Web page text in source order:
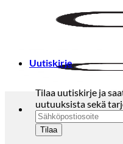
Uutiskirje
Tilaa uutiskirje ja
uutuuksista sekä